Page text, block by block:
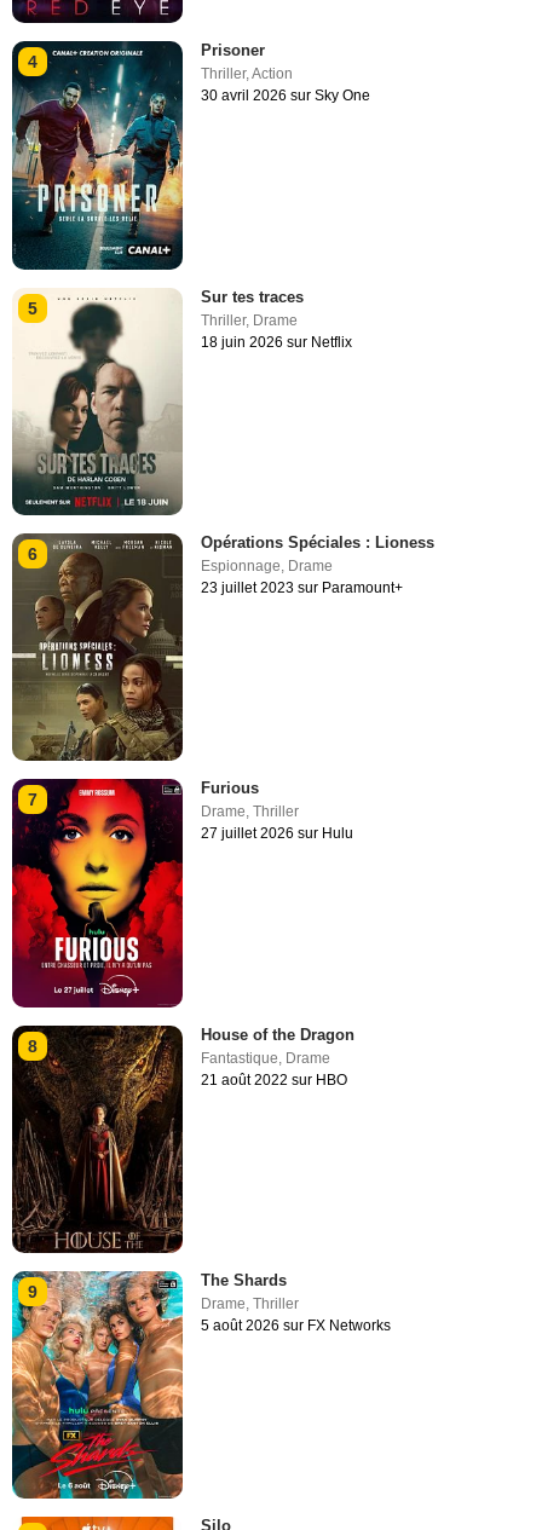
4
Prisoner
Thriller,Action
30 avril 2026 sur Sky One
5
Sur tes traces
Thriller, Drame
18 juin 2026 sur Netflix
6
Opérations Spéciales : Lioness
Espionnage, Drame
23 juillet 2023 sur Paramount+
7
Furious
Drame,Thriller
27 juillet 2026 sur Hulu
8
House of the Dragon
Fantastique Drame
21 août 2022 sur HBO
9
The Shards
Drame,Thriller
5 août 2026 sur FX Networks
Silo